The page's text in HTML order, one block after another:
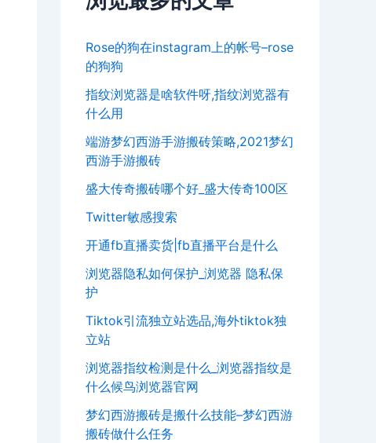
Rose的狗在instagram上的帐号–rose
的狗狗
指纹浏览器是啥软件呀,指纹浏览器有
什么用
端游梦幻西游手游搬砖策略,2021梦幻
西游手游搬砖
盛大传奇搬砖哪个好_盛大传奇100区
Twitter敏感搜索
开通fb直播卖货|fb直播平台是什么
浏览器隐私如何保护_浏览器 隐私保
护
Tiktok引流独立站选品,海外tiktok独
立站
浏览器指纹检测是什么_浏览器指纹是
什么候鸟浏览器官网
梦幻西游搬砖是搬什么技能–梦幻西游
搬砖做什么任务